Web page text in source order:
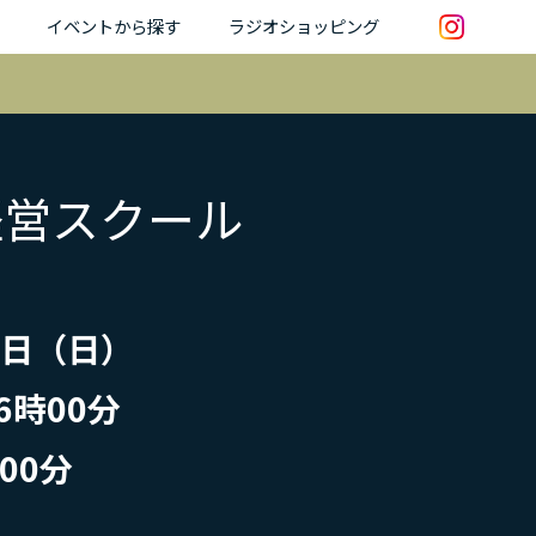
イベントから探す ラジオショッピング
スクール
（日）
時00分
分